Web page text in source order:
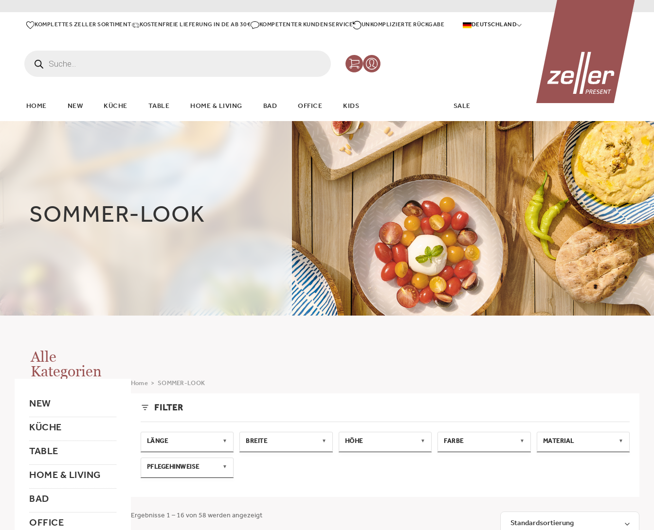
KOMPLETTES ZELLER SORTIMENT KOSTENFREIE LIEFERUNG IN DE AB 30€ KOMPETENTER KUNDENSERVICE UNKOMPLIZIERTE RÜCKGABE DEUTSCHLAND
HOME NEW KÜCHE TABLE HOME & LIVING BAD OFFICE KIDS SALE
SOMMER-LOOK
Alle
Kategorien
NEW
KÜCHE
TABLE
HOME & LIVING
BAD
OFFICE
Home > SOMMER-LOOK
FILTER
LÄNGE ▼ BREITE ▼ HÖHE ▼ FARBE ▼ MATERIAL ▼
Bambus
Stahl/Bambus
Soda Lime Glas/Edelstahl
PFLEGEHINWEISE ▼
FSC-zertifiziert
Ergebnisse 1 – 16 von 58 werden angezeigt